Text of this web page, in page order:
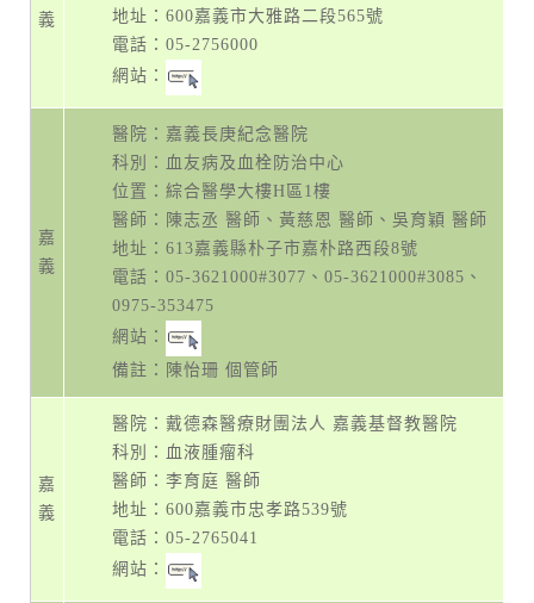
義
地址： 600嘉義市大雅路二段565號
電話： 05-2756000
網站：
嘉
義
醫院：嘉義長庚紀念醫院
科別：血友病及血栓防治中心
位置：綜合醫學大樓H區1樓
醫師：陳志丞 醫師、黃慈恩 醫師、吳育穎 醫師
地址： 613嘉義縣朴子市嘉朴路西段8號
電話： 05-3621000#3077 、 05-3621000#3085 、
0975-353475
網站：
備註：陳怡珊 個管師
嘉
義
醫院：戴德森醫療財團法人 嘉義基督教醫院
科別：血液腫瘤科
醫師：李育庭 醫師
地址： 600嘉義市忠孝路539號
電話： 05-2765041
網站：